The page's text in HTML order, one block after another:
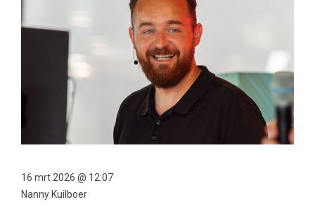
16 mrt 2026 @ 12:07
Nanny Kuilboer